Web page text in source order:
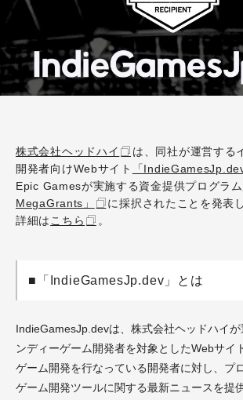
株式会社ヘッドハイ
は、同社が運営する
開発者向けWebサイト
「IndieGamesJp.dev
Epic Gamesが実施する資金提供プログラム
MegaGrants」
に採択されたことを発表し
詳細は こちら 。
■「IndieGamesJp.dev」とは
IndieGamesJp.devは、株式会社ヘッドハイ
ンディーゲーム開発者を対象としたWebサイ
ゲーム開発を行なっている開発者に対し、プ
ゲーム開発ツールに関する最新ニュースを提